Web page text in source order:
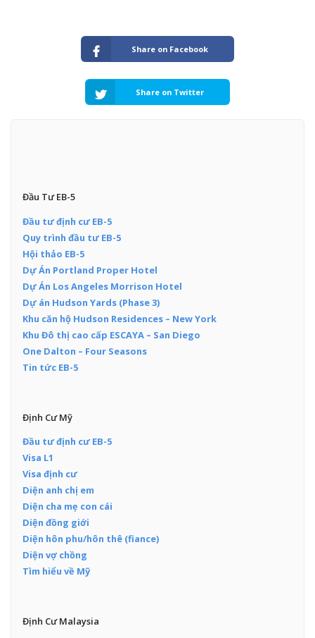
Share on Facebook
Share on Twitter
Đầu Tư EB-5
Đầu tư định cư EB-5
Quy trình đầu tư EB-5
Hội thảo EB-5
Dự Án Portland Proper Hotel
Dự Án Los Angeles Morrison Hotel
Dự án Hudson Yards (Phase 3)
Khu căn hộ Hudson Residences – New York
Khu Đô thị cao cấp ESCAYA – San Diego
One Dalton – Four Seasons
Tin tức EB-5
Định Cư Mỹ
Đầu tư định cư EB-5
Visa L1
Visa định cư
Diện anh chị em
Diện cha mẹ con cái
Diện đồng giới
Diện hôn phu/hôn thê (fiance)
Diện vợ chồng
Tìm hiểu về Mỹ
Định Cư Malaysia